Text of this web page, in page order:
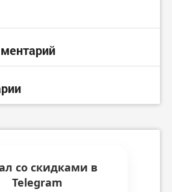
со скидками в
Telegram